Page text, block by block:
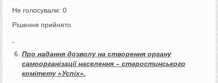
Не голосували: 0
Рішення прийнято.
Про надання дозволу на створення органу
самоорганізації населення – старостинського
комітету «Успіх».